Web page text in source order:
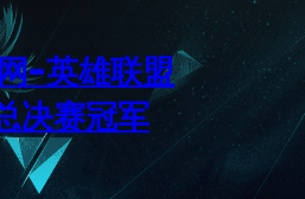
-英雄联盟
决赛冠军